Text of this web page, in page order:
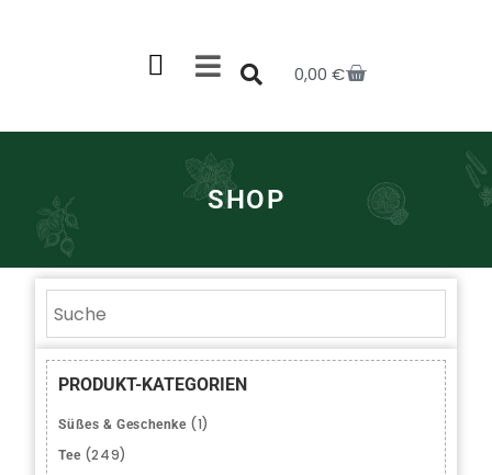
0,00 €
SHOP
PRODUKT-KATEGORIEN
Süßes & Geschenke (1)
Tee (249)